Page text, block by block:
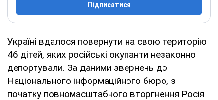
Підписатися
Україні вдалося повернути на свою територію
46 дітей, яких російські окупанти незаконно
депортували. За даними звернень до
Національного інформаційного бюро, з
початку повномасштабного вторгнення Росія